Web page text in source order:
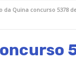
da Quina concurso 5378